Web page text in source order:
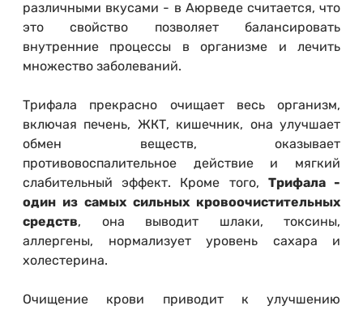
различными вкусами - в Аюрведе считается, что
это свойство позволяет балансировать
внутренние процессы в организме и лечить
множество заболеваний.
Трифала прекрасно очищает весь организм,
включая печень, ЖКТ, кишечник, она улучшает
обмен веществ, оказывает
противовоспалительное действие и мягкий
слабительный эффект. Кроме того, Трифала -
один из самых сильных кровоочистительных
средств, она выводит шлаки, токсины,
аллергены, нормализует уровень сахара и
холестерина.
Очищение крови приводит к улучшению